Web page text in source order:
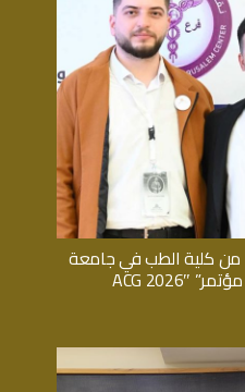
كلية الطب في جامعة
القدس للعرض في مؤتمر” ACG 2026″